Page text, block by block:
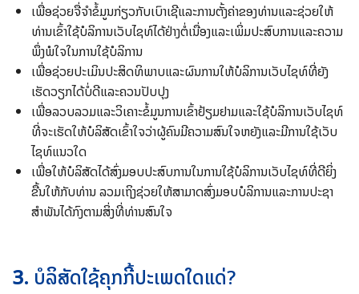
ເພື່ອຊ່ວຍຈື່ຈຳຂໍ້ມູນກ່ຽວກັບເບົາເຊີແລະການຕັ້ງຄ່າຂອງທ່ານແລະຊ່ວຍໃຫ້
ທ່ານເຂົ້າໃຊ້ບໍລິການເວັບໄຊທ໌ໄດ້ຢ່າງຕໍ່ເນື່ອງແລະເພິ່ມປະສົບການແລະຄວາມ
ພຶ່ງພໍໃຈໃນການໃຊ້ບໍລິການ
ເພື່ອຊ່ວຍປະເມິນປະສິດທິພາບແລະຜົນການໃຫ້ບໍລິການເວັບໄຊທ໌ທີ່ຍັງ
ເຮັດວຽກໄດ້ບໍ່ດີແລະຄວນປັບປຸງ
ເພື່ອລວບລວມແລະວິເຄາະຂໍ້ມູນການເຂົ້າຢ້ຽມຢາມແລະໃຊ້ບໍລິການເວັບໄຊທ໌
ທີ່ຈະເຮັດໃຫ້ບໍລິສັດເຂົ້າໃຈວ່າຜູ້ຄົນມີຄວາມສົນໃຈຫຍັງແລະມີການໃຊ້ເວັບ
ໄຊທ໌ແນວໃດ
ເພື່ອໃຫ້ບໍລິສັດໄດ້ສົ່ງມອບປະສົບການໃນການໃຊ້ບໍລິການເວັບໄຊທ໌ທີ່ດີຍິ່ງ
ຂື້ນໃຫ້ກັບທ່ານ ລວມເຖິງຊ່ວຍໃຫ້ສາມາດສົ່ງມອບບໍລິການແລະການປະຊາ
ສຳພັນໄດ້ກົງຕາມສິ່ງທີ່ທ່ານສົນໃຈ
3. ບໍລິສັດໃຊ້ຄຸກກີ້ປະເພດໃດແດ່?